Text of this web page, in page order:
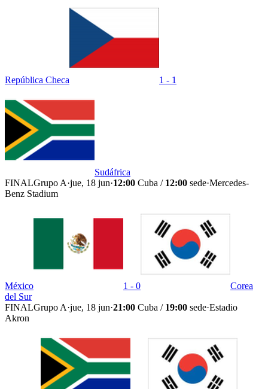
República Checa 1 - 1
Sudáfrica
FINALGrupo A·jue, 18 jun·12:00 Cuba / 12:00 sede·Mercedes-
Benz Stadium
México 1 - 0
Corea
del Sur
FINALGrupo A·jue, 18 jun·21:00 Cuba / 19:00 sede·Estadio
Akron